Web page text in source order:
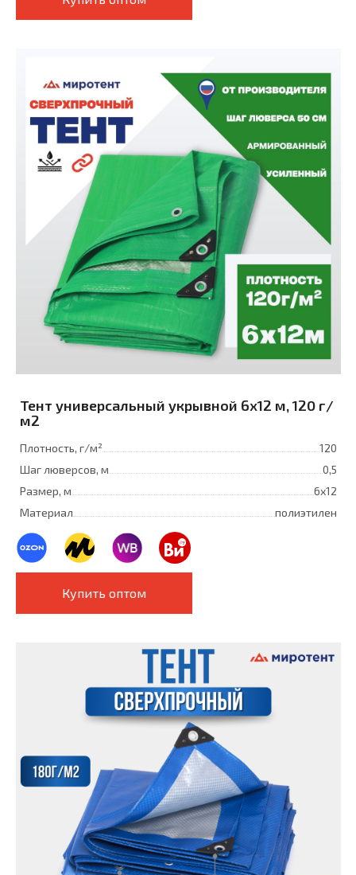
Тент универсальный укрывной 6x12 м, 120 г/
м2
Плотность, г/м²
120
Шаг люверсов, м
0,5
Размер, м
6х12
Материал
полиэтилен
Купить оптом